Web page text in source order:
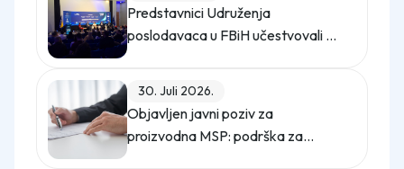
Predstavnici Udruženja
poslodavaca u FBiH učestvovali na
30. Juli 2026.
Objavljen javni poziv za
proizvodna MSP: podrška za